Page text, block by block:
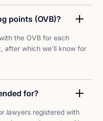
points (OVB)?
the OVB for each
after which we'll know for
for?
lawyers registered with